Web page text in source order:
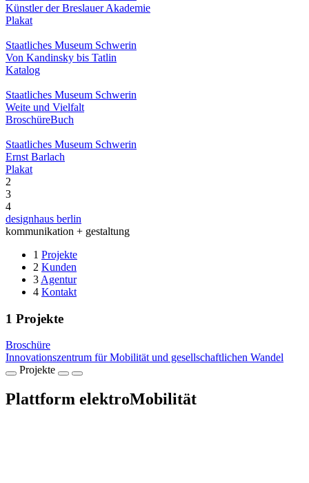
Künstler der Breslauer Akademie
Plakat
Staatliches Museum Schwerin
Von Kandinsky bis Tatlin
Katalog
Staatliches Museum Schwerin
Weite und Vielfalt
BroschüreBuch
Staatliches Museum Schwerin
Ernst Barlach
Plakat
2
3
4
designhaus berlin
kommunikation + gestaltung
1 Projekte
2 Kunden
3 Agentur
4 Kontakt
1 Projekte
Broschüre
Innovationszentrum für Mobilität und gesellschaftlichen Wandel
Projekte
Plattform elektroMobilität